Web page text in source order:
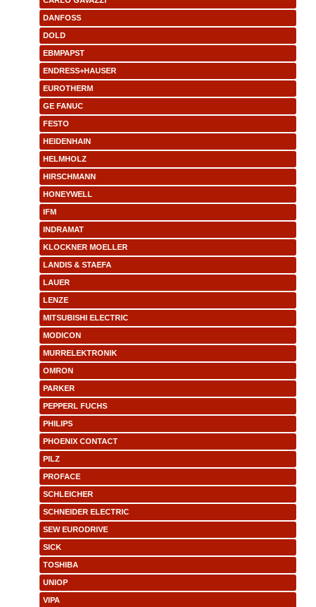
DANFOSS
DOLD
EBMPAPST
ENDRESS+HAUSER
EUROTHERM
GE FANUC
FESTO
HEIDENHAIN
HELMHOLZ
HIRSCHMANN
HONEYWELL
IFM
INDRAMAT
KLOCKNER MOELLER
LANDIS & STAEFA
LAUER
LENZE
MITSUBISHI ELECTRIC
MODICON
MURRELEKTRONIK
OMRON
PARKER
PEPPERL FUCHS
PHILIPS
PHOENIX CONTACT
PILZ
PROFACE
SCHLEICHER
SCHNEIDER ELECTRIC
SEW EURODRIVE
SICK
TOSHIBA
UNIOP
VIPA